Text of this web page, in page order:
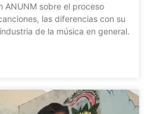
ANUNM sobre el proceso
las diferencias con su
de la música en general.